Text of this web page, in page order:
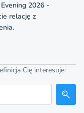
2026 -
relację z
Cię interesuje: